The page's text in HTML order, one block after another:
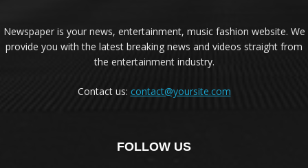
Newspaper is your news, entertainment, music fashion website. We
provide you with the latest breaking news and videos straight from
the entertainment industry.
Contact us: contact@yoursite.com
FOLLOW US